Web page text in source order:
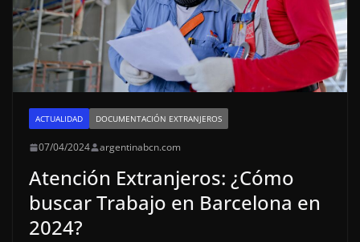
ACTUALIDAD DOCUMENTACIÓN EXTRANJEROS
07/04/2024 argentinabcn.com
Atención Extranjeros: ¿Cómo
buscar Trabajo en Barcelona en
2024?